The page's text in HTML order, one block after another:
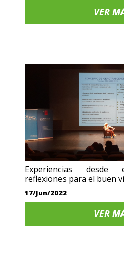
VER
Experiencias desde
reflexiones para el buen
17/Jun/2022
VER